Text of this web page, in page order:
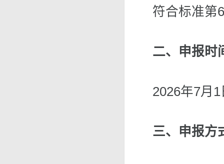
符合标准第
二、申报时
2026年7月
三、申报方